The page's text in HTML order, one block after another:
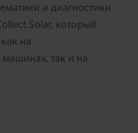
и диагностики
Solar, который
на
машинах, так и на